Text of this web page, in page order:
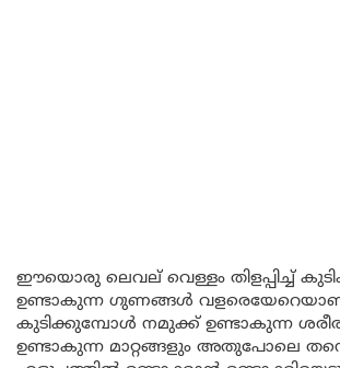
ഈയൊരു ലെവല് വെള്ളം തിളപ്പിച്ച്
ഉണ്ടാകുന്ന ഗുണങ്ങൾ
കുടിക്കുമ്പോൾ നമുക്ക് ഉണ്ടാകുന്ന
ഉണ്ടാകുന്ന മാറ്റങ്ങളും അതുപോലെ